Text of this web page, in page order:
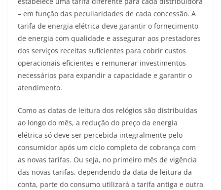
– em função das peculiaridades de cada concessão. A
tarifa de energia elétrica deve garantir o fornecimento
de energia com qualidade e assegurar aos prestadores
dos serviços receitas suficientes para cobrir custos
operacionais eficientes e remunerar investimentos
necessários para expandir a capacidade e garantir o
atendimento.
Como as datas de leitura dos relógios são distribuídas
ao longo do mês, a redução do preço da energia
elétrica só deve ser percebida integralmente pelo
consumidor após um ciclo completo de cobrança com
as novas tarifas. Ou seja, no primeiro mês de vigência
das novas tarifas, dependendo da data de leitura da
conta, parte do consumo utilizará a tarifa antiga e outra